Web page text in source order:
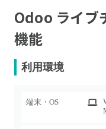
Odoo ライブ
機能
利用環境
端末・OS